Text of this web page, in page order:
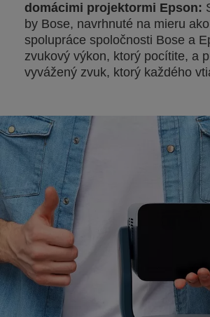
domácimi projektormi Epson:
by Bose, navrhnuté na mieru
spolupráce spoločnosti Bose a
zvukový výkon, ktorý pocítite, a
vyvážený zvuk, ktorý každého